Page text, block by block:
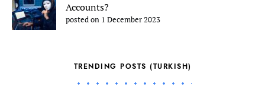
Accounts?
posted on 1 December 2023
TRENDING POSTS (TURKISH)